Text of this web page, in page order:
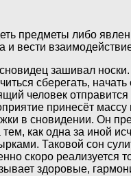
предметы либо
и вести
зашивал
сберегать,
человек
принесёт
в сновидении. Он
как одна за иной
Таковой сон
скоро реализуется
здоровые,